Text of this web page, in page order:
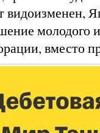
видоизменен,
молодого
вместо